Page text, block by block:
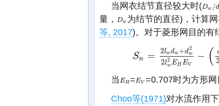
当网衣结节直径较大时(Dw /d
Dw/ d
量， Dw
Dw 为结节的直径)，计算
等, 2017)。对于菱形网目的有
Sn = 2lwdw +d2
w
2l2
wEH EV
− (
Sn=2 lwd w+dw22lw2EH EV− d w
当EH
EH =EV
EV =0.707时为方形网
Choo等(1971)对水流作用